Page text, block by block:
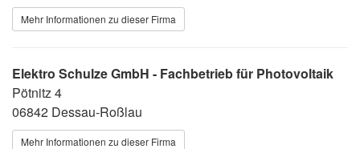
Mehr Informationen zu dieser Firma
Elektro Schulze GmbH - Fachbetrieb für Photovoltaik
Pötnitz 4
06842 Dessau-Roßlau
Mehr Informationen zu dieser Firma